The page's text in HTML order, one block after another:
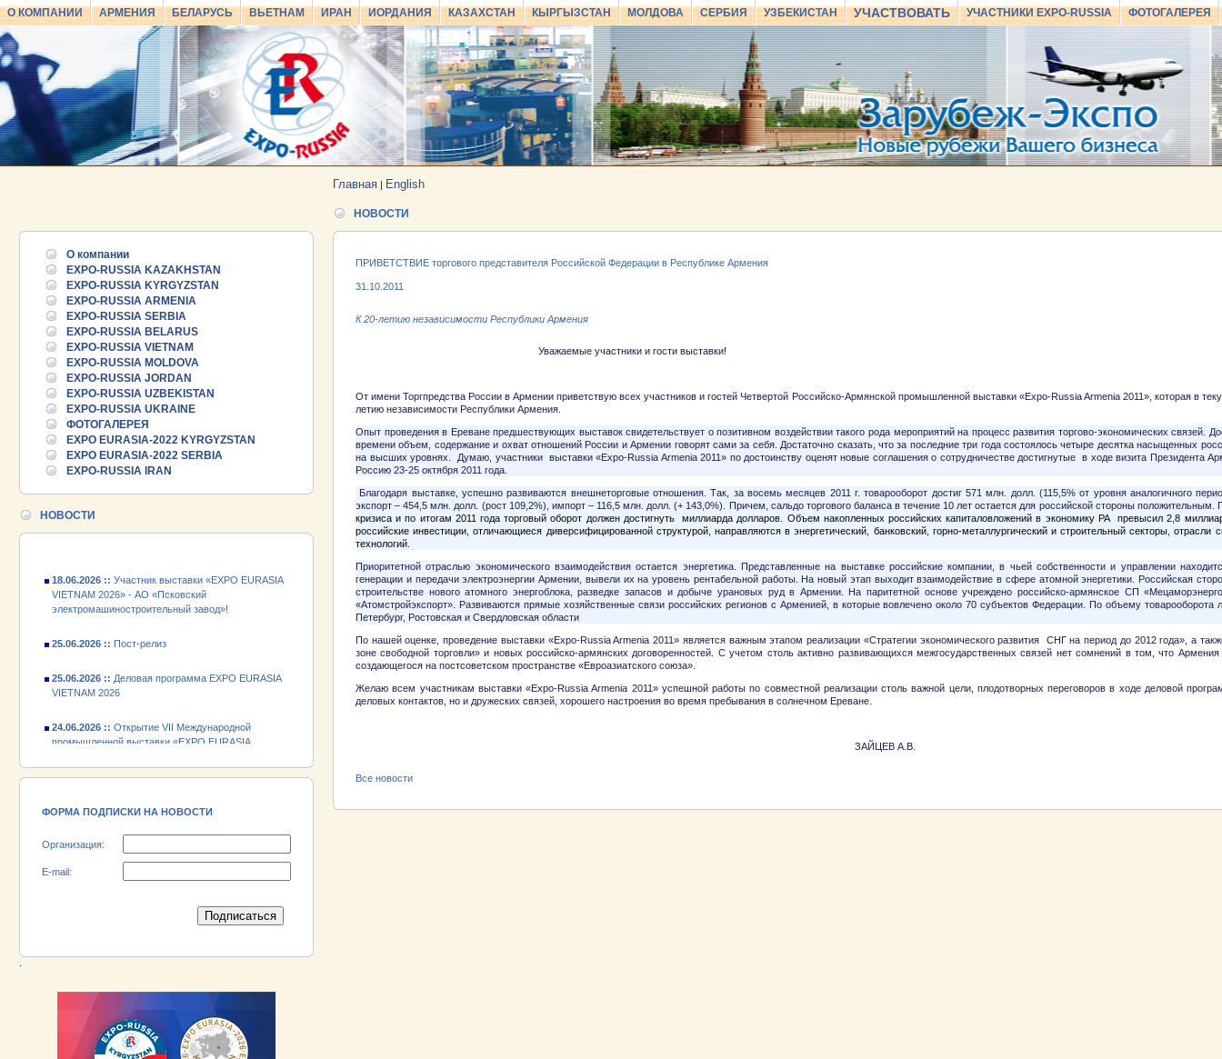
О КОМПАНИИ АРМЕНИЯ БЕЛАРУСЬ ВЬЕТНАМ ИРАН ИОРДАНИЯ КАЗАХСТАН КЫРГЫЗСТАН МОЛДОВА СЕРБИЯ УЗБЕКИСТАН УЧАСТВОВАТЬ УЧАСТНИКИ EXPO-RUSSIA ФОТОГАЛЕРЕЯ
Главная | English
О компании
EXPO-RUSSIA KAZAKHSTAN
EXPO-RUSSIA KYRGYZSTAN
EXPO-RUSSIA ARMENIA
EXPO-RUSSIA SERBIA
EXPO-RUSSIA BELARUS
EXPO-RUSSIA VIETNAM
EXPO-RUSSIA MOLDOVA
EXPO-RUSSIA JORDAN
EXPO-RUSSIA UZBEKISTAN
EXPO-RUSSIA UKRAINE
ФОТОГАЛЕРЕЯ
EXPO EURASIA-2022 KYRGYZSTAN
EXPO EURASIA-2022 SERBIA
EXPO-RUSSIA IRAN
НОВОСТИ
25.06.2026 ::Пост-релиз
25.06.2026 ::Деловая программа EXPO EURASIA
VIETNAM 2026
промышленной выставки «EXPO EURASIA
VIETNAM 2026»
VIETNAM 2026» - АО «Псковский
электромашиностроительный завод»!
VIETNAM 2026
промышленной выставки «EXPO EURASIA
VIETNAM 2026»
18.06.2026 ::Участник выставки «EXPO EURASIA
электромашиностроительный завод»!
ФОРМА ПОДПИСКИ НА НОВОСТИ
Организация:
E-mail:
НОВОСТИ
ПРИВЕТСТВИЕ торгового представителя Российской Федерации в Республике Армения
31.10.2011
К 20-летию независимости Республики Армения
Уважаемые участники и гости выставки!
От имени Торгпредства России в Армении приветствую всех участников и гостей Четвертой Российско-Армянской промышленной выставки «Expo-Russia Armenia 2011», которая в
летию независимости Республики Армения.
Опыт проведения в Ереване предшествующих выставок свидетельствует о позитивном воздействии такого рода мероприятий на процесс развития торгово-экономических связей.
времени объем, содержание и охват отношений России и Армении говорят сами за себя. Достаточно сказать, что за последние три года состоялось четыре десятка насыщенных
на высших уровнях. Думаю, участники выставки «Expo-Russia Armenia 2011» по достоинству оценят новые соглашения о сотрудничестве достигнутые в ходе визита Президента
Россию 23-25 октября 2011 года.
Благодаря выставке, успешно развиваются внешнеторговые отношения. Так, за восемь месяцев 2011 г. товарооборот достиг 571 млн. долл. (115,5% от уровня аналогичного
экспорт – 454,5 млн. долл. (рост 109,2%), импорт – 116,5 млн. долл. (+ 143,0%). Причем, сальдо торгового баланса в течение 10 лет остается для российской стороны положительным.
кризиса и по итогам 2011 года торговый оборот должен достигнуть миллиарда долларов. Объем накопленных российских капиталовложений в экономику РА превысил 2,8
российские инвестиции, отличающиеся диверсифицированной структурой, направляются в энергетический, банковский, горно-металлургический и строительный секторы,
технологий.
Приоритетной отраслью экономического взаимодействия остается энергетика. Представленные на выставке российские компании, в чьей собственности и управлении
генерации и передачи электроэнергии Армении, вывели их на уровень рентабельной работы. На новый этап выходит взаимодействие в сфере атомной энергетики. Российская
строительстве нового атомного энергоблока, разведке запасов и добыче урановых руд в Армении. На паритетной основе учреждено российско-армянское СП
«Атомстройэкспорт». Развиваются прямые хозяйственные связи российских регионов с Арменией, в которые вовлечено около 70 субъектов Федерации. По объему товарооборота
Петербург, Ростовская и Свердловская области
По нашей оценке, проведение выставки «Expo-Russia Armenia 2011» является важным этапом реализации «Стратегии экономического развития СНГ на период до 2012 года», а
зоне свободной торговли» и новых российско-армянских договоренностей. С учетом столь активно развивающихся межгосударственных связей нет сомнений в том, что
создающегося на постсоветском пространстве «Евроазиатского союза».
Желаю всем участникам выставки «Expo-Russia Armenia 2011» успешной работы по совместной реализации столь важной цели, плодотворных переговоров в ходе деловой
деловых контактов, но и дружеских связей, хорошего настроения во время пребывания в солнечном Ереване.
ЗАЙЦЕВ А.В.
Все новости